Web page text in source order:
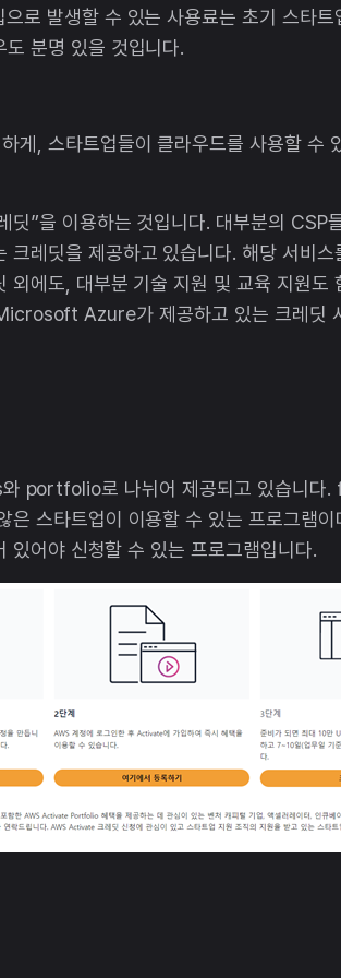
로 발생할 수 있는 사용료는 초기 스타
분명 있을 것입니다.
게, 스타트업들이 클라우드를 사용할 수
딧”을 이용하는 것입니다. 대부분의 CSP
크레딧을 제공하고 있습니다. 해당 서비
외에도, 대부분 기술 지원 및 교육 지원도
Azure가 제공하고 있는 크레딧
portfolio로 나뉘어 제공되고 있습니다.
은 스타트업이 이용할 수 있는 프로그램
어야 신청할 수 있는 프로그램입니다.